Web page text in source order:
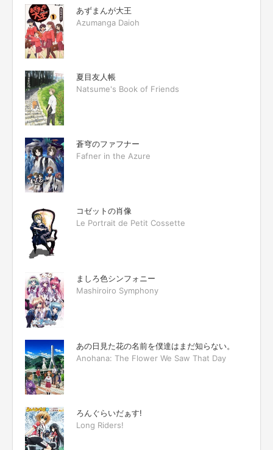
あずまんが大王
Azumanga Daioh
夏目友人帳
Natsume's Book of Friends
蒼穹のファフナー
Fafner in the Azure
コゼットの肖像
Le Portrait de Petit Cossette
ましろ色シンフォニー
Mashiroiro Symphony
あの日見た花の名前を僕達はまだ知らない。
Anohana: The Flower We Saw That Day
ろんぐらいだぁす!
Long Riders!